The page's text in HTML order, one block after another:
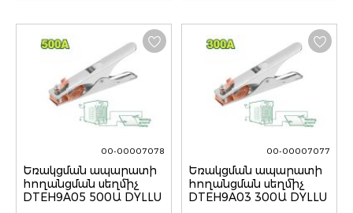
00-00007078
Եռակցման ապարատի
հողանցման սեղմիչ
DTEH9A05 500Ա DYLLU
00-00007077
Եռակցման ապարատի
հողանցման սեղմիչ
DTEH9A03 300Ա DYLLU